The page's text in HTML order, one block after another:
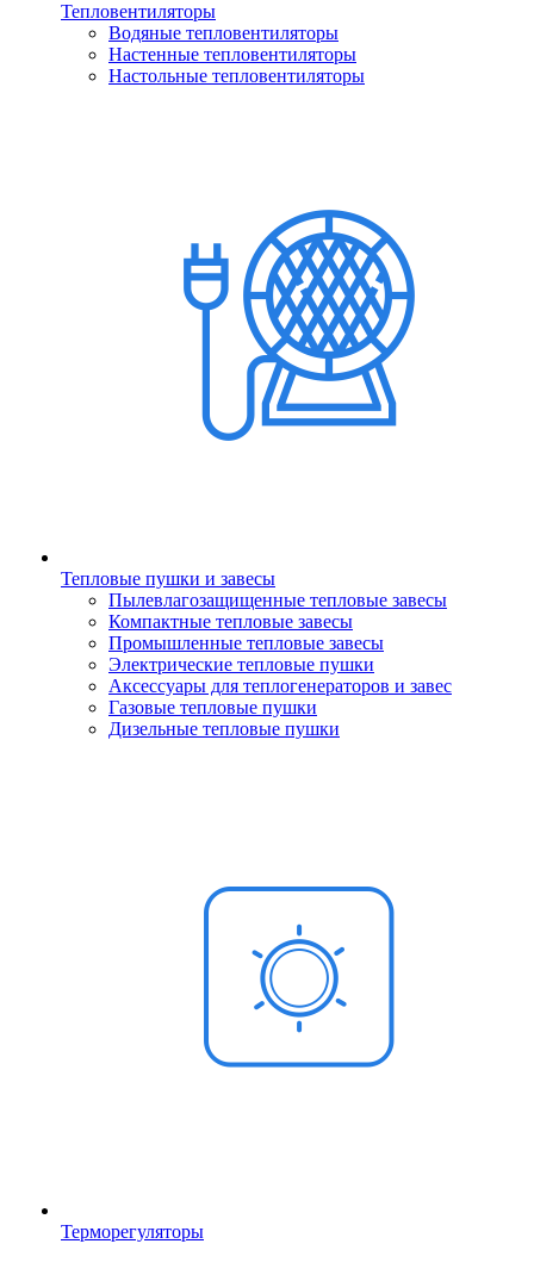
Тепловентиляторы
Водяные тепловентиляторы
Настенные тепловентиляторы
Настольные тепловентиляторы
Тепловые пушки и завесы
Пылевлагозащищенные тепловые завесы
Компактные тепловые завесы
Промышленные тепловые завесы
Электрические тепловые пушки
Аксессуары для теплогенераторов и завес
Газовые тепловые пушки
Дизельные тепловые пушки
Терморегуляторы